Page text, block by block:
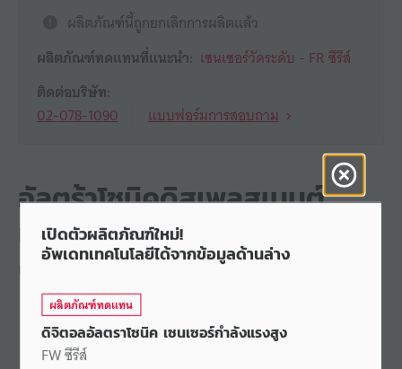
ผลิตภัณฑ์นี้ถูกยกเลิกการผลิตแล้ว
ผลิตภัณฑ์ทดแทนที่แนะนำ: เซนเซอร์วัดระดับ - FR ซีรีส์
ติดต่อบริษัท:
02-078-1090
แบบฟอร์มการสอบถาม
อัลตร้าโซนิคดิสเพลสเมนต์
เซนเซอร์ความแม่นยำสูง
เปิดตัวผลิตภัณฑ์ใหม่!
อัพเดทเทคโนโลยีได้จากข้อมูลด้านล่าง
ผลิตภัณฑ์ทดแทน
ดิจิตอลอัลตราโซนิค เซนเซอร์กำลังแรงสูง
FW ซีรีส์